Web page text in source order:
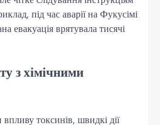
під час аварії на Фукусімі
евакуація врятувала тисячі
з хімічними
токсинів, швидкі дії